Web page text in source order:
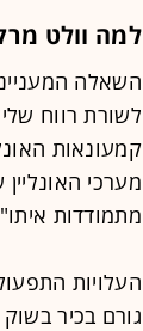
למה וולט
לשורת רווח
קמעונאות
מערכי
מתמודדות
העלויות
גורם בכיר